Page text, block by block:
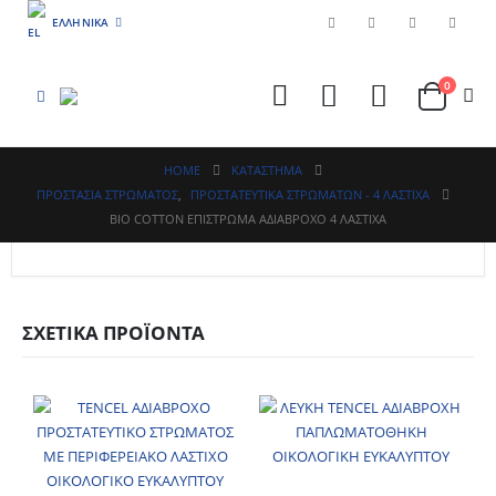
ΕΛΛΗΝΙΚΆ
0
HOME
ΚΑΤΆΣΤΗΜΑ
ΠΡΟΣΤΑΣΙΑ ΣΤΡΩΜΑΤΟΣ,
ΠΡΟΣΤΑΤΕΥΤΙΚΑ ΣΤΡΩΜΑΤΩΝ - 4 ΛΑΣΤΙΧΑ
ΒΙΟ COTTON ΕΠΙΣΤΡΩΜΑ ΑΔΙΑΒΡΟΧΟ 4 ΛΑΣΤΙΧΑ
ΣΧΕΤΙΚΆ ΠΡΟΪΌΝΤΑ